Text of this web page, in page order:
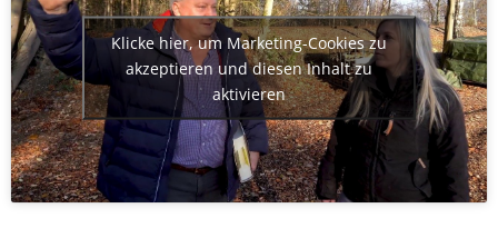
Klicke hier, um Marketing-Cookies zu
akzeptieren und diesen Inhalt zu
aktivieren